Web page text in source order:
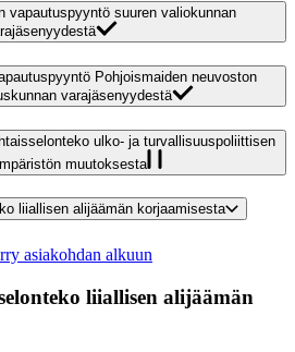
vapautuspyyntö suuren valiokunnan
Pohjoismaiden neuvoston
varajäsenyydestä
ulko- ja turvallisuuspoliittisen
muutoksesta
liiallisen alijäämän korjaamisesta
asiakohdan alkuun
liiallisen alijäämän